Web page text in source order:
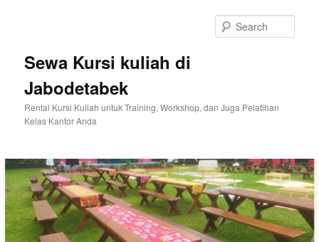
Sewa Kursi kuliah di
Jabodetabek
Rental Kursi Kuliah untuk Training, Workshop, dan Juga Pelatihan
Kelas Kantor Anda